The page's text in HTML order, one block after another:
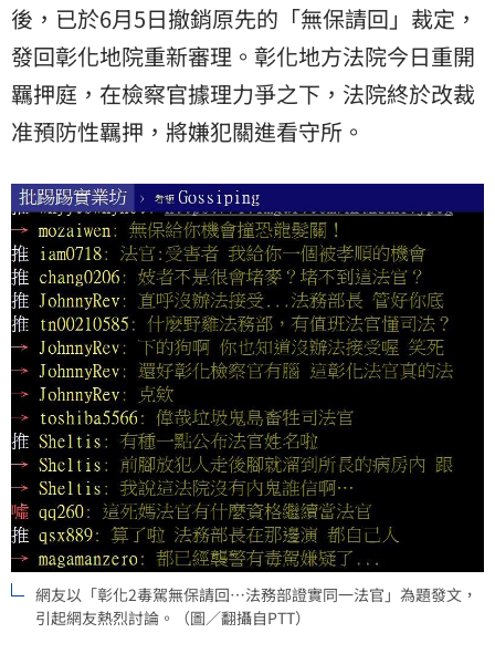
後，已於6月5日撤銷原先的「無保請回」裁定，
發回彰化地院重新審理。彰化地方法院今日重開
羈押庭，在檢察官據理力爭之下，法院終於改裁
准預防性羈押，將嫌犯關進看守所。
網友以「彰化2毒駕無保請回…法務部證實同一法官」為題發文，
引起網友熱烈討論。（圖／翻攝自PTT）